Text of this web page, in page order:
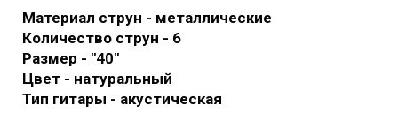
Материал струн - металлические
Количество струн - 6
Размер - "40"
Цвет - натуральный
Тип гитары - акустическая